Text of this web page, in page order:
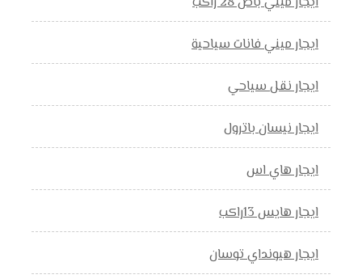
ايجار ميني فانات سياحية
ايجار نقل سياحي
ايجار نيسان باترول
ايجار هاي اس
ايجار هايس 13راكب
ايجار هيونداي توسان